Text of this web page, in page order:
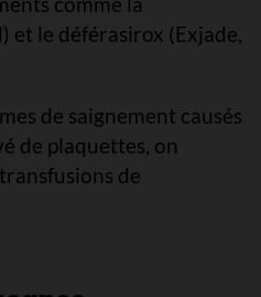
et le déférasirox (Exjade,
de saignement causés
de plaquettes, on
de